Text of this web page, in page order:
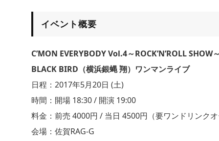
イベント概要
C’MON EVERYBODY Vol.4～ROCK’N’ROLL SHOW
BLACK BIRD（横浜銀蝿 翔）ワンマンライブ
日程：2017年5月20日 (土)
時間：開場 18:30 / 開演 19:00
料金：前売 4000円 / 当日 4500円（要ワンドリンク
会場：佐賀RAG-G